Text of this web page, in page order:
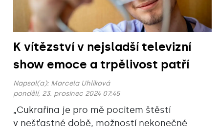
K vítězství v nejsladší televizní
show emoce a trpělivost patří
Napsal(a): Marcela Uhlíková
pondělí, 23. prosinec 2024 07:45
„Cukrařina je pro mě pocitem štěstí
v nešťastné době, možností nekonečné